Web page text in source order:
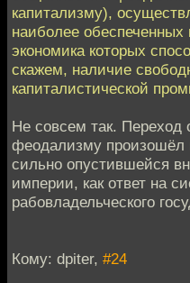
капитализму),
наиболее обеспеченных
экономика которых
скажем, наличие
капиталистической
Не совсем так. Переход
феодализму произошёл
сильно опустившейся
империи, как ответ на
рабовладельческого
Кому: dpiter, #24